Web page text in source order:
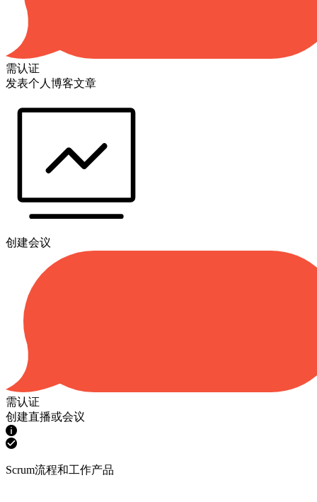
需认证
发表个人博客文章
创建会议
需认证
创建直播或会议
Scrum流程和工作产品